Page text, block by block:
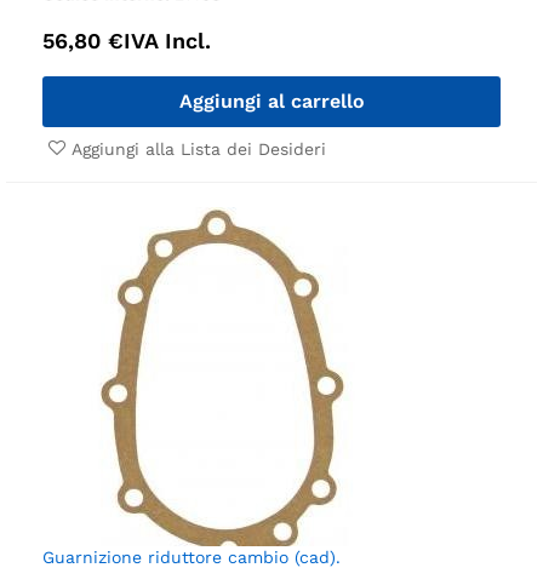
56,80 €IVA Incl.
Aggiungi al carrello
Aggiungi alla Lista dei Desideri
Guarnizione riduttore cambio (cad).